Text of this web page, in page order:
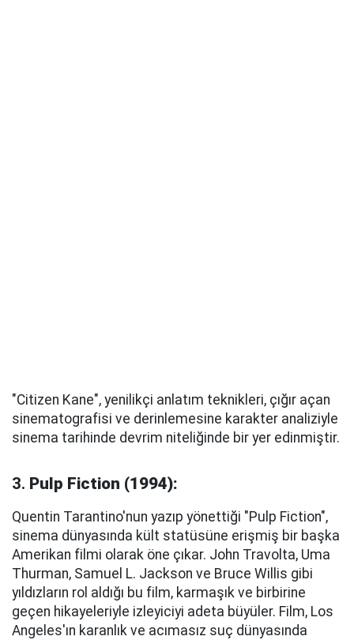
"Citizen Kane", yenilikçi anlatım teknikleri, çığır açan
sinematografisi ve derinlemesine karakter analiziyle
sinema tarihinde devrim niteliğinde bir yer edinmiştir.
3. Pulp Fiction (1994):
Quentin Tarantino'nun yazıp yönettiği "Pulp Fiction",
sinema dünyasında kült statüsüne erişmiş bir başka
Amerikan filmi olarak öne çıkar. John Travolta, Uma
Thurman, Samuel L. Jackson ve Bruce Willis gibi
yıldızların rol aldığı bu film, karmaşık ve birbirine
geçen hikayeleriyle izleyiciyi adeta büyüler. Film, Los
Angeles'ın karanlık ve acımasız suç dünyasında